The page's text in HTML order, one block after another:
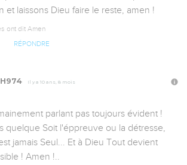
et laissons Dieu faire le reste, amen !
ont dit Amen
RÉPONDRE
Il y a 10 ans, 8 mois
parlant pas toujours évident !
quelque Soit l'éppreuve ou la détresse,
jamais Seul... Et à Dieu Tout devient
! Amen !..